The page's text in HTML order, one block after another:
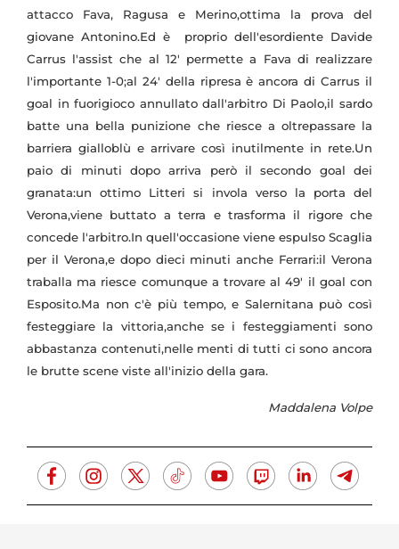
attacco Fava, Ragusa e Merino,ottima la prova del
giovane Antonino.Ed è proprio dell'esordiente Davide
Carrus l'assist che al 12' permette a Fava di realizzare
l'importante 1-0;al 24' della ripresa è ancora di Carrus il
goal in fuorigioco annullato dall'arbitro Di Paolo,il sardo
batte una bella punizione che riesce a oltrepassare la
barriera gialloblù e arrivare così inutilmente in rete.Un
paio di minuti dopo arriva però il secondo goal dei
granata:un ottimo Litteri si invola verso la porta del
Verona,viene buttato a terra e trasforma il rigore che
concede l'arbitro.In quell'occasione viene espulso Scaglia
per il Verona,e dopo dieci minuti anche Ferrari:il Verona
traballa ma riesce comunque a trovare al 49' il goal con
Esposito.Ma non c'è più tempo, e Salernitana può così
festeggiare la vittoria,anche se i festeggiamenti sono
abbastanza contenuti,nelle menti di tutti ci sono ancora
le brutte scene viste all'inizio della gara.
Maddalena Volpe